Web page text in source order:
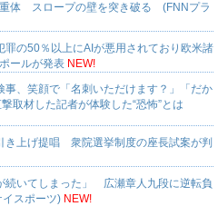
体 スロープの壁を突き破る (FNNプラ
罪の50％以上にAIが悪用されており欧米諸
ールが発表 NEW!
事、笑顔で「名刺いただけます？」「だか
取材した記者が体験した“恐怖”とは
き上げ提唱 衆院選挙制度の座長試案が判
続いてしまった」 広瀬章人九段に逆転負
スポーツ) NEW!